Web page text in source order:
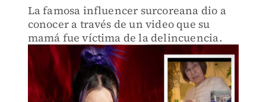
La famosa influencer surcoreana dio a
conocer a través de un video que su
mamá fue víctima de la delincuencia.